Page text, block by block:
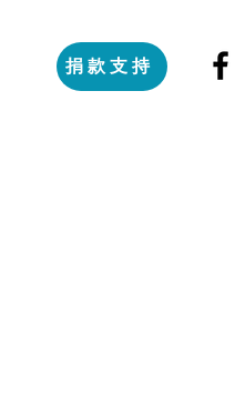
捐款支持